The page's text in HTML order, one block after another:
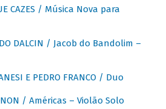
CAZES / Música Nova para
DALCIN / Jacob do Bandolim –
E PEDRO FRANCO / Duo
/ Américas – Violão Solo